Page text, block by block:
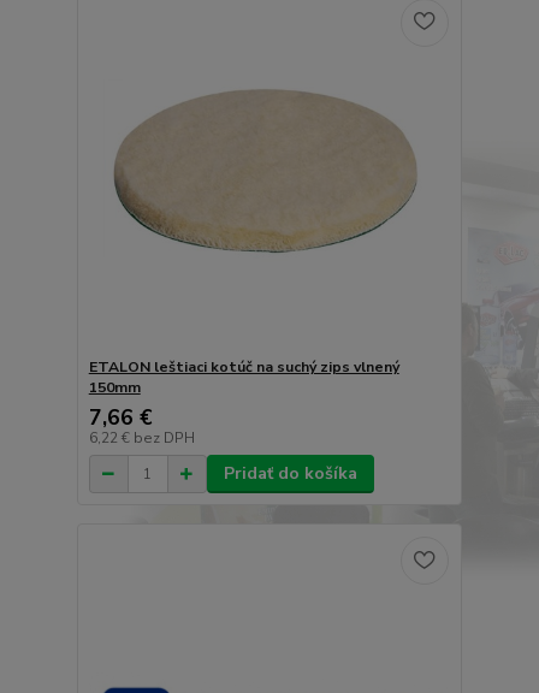
ETALON leštiaci kotúč na suchý zips vlnený
150mm
7,66 €
6,22 € bez DPH
Pridať do košíka